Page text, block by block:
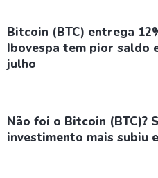
Bitcoin (BTC) entrega
Ibovespa tem pior saldo
julho
Não foi o Bitcoin (BTC)?
investimento mais subiu